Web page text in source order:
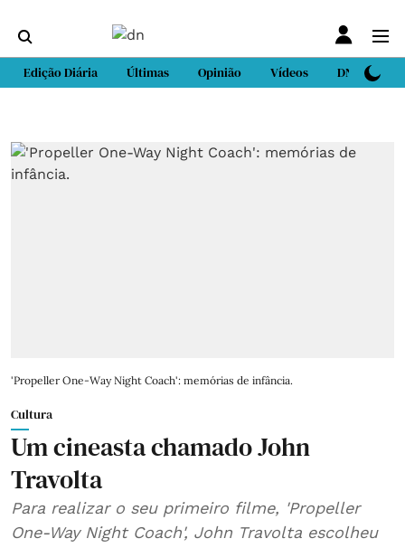
Edição Diária Últimas Opinião Vídeos DN Sport
'Propeller One-Way Night Coach': memórias de infância.
Cultura
Um cineasta chamado John
Travolta
Para realizar o seu primeiro filme, 'Propeller
One-Way Night Coach', John Travolta escolheu